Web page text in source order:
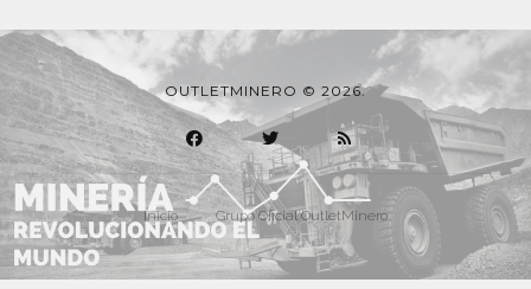
OUTLETMINERO © 2026.
Inicio Grupo Oficial OutletMinero